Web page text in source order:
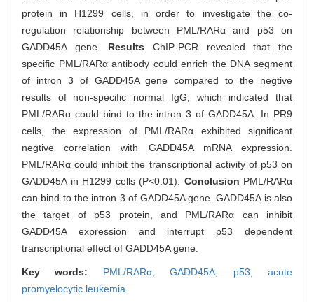
protein in H1299 cells, in order to investigate the co-
regulation relationship between PML/RARα and p53 on
GADD45A gene. ResultsChIP-PCR revealed that the
specific PML/RARα antibody could enrich the DNA segment
of intron 3 of GADD45A gene compared to the negtive
results of non-specific normal IgG, which indicated that
PML/RARα could bind to the intron 3 of GADD45A. In PR9
cells, the expression of PML/RARα exhibited significant
negtive correlation with GADD45A mRNA expression.
PML/RARα could inhibit the transcriptional activity of p53 on
GADD45A in H1299 cells (P<0.01). Conclusion PML/RARα
can bind to the intron 3 of GADD45A gene. GADD45A is also
the target of p53 protein, and PML/RARα can inhibit
GADD45A expression and interrupt p53 dependent
transcriptional effect of GADD45A gene.
Key words: PML/RARα,GADD45A, p53,acute
promyelocytic leukemia